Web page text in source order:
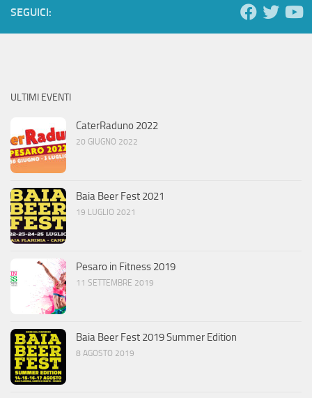
SEGUICI:
ULTIMI EVENTI
CaterRaduno 2022
20 GIUGNO 2022
Baia Beer Fest 2021
19 LUGLIO 2021
Pesaro in Fitness 2019
11 SETTEMBRE 2019
Baia Beer Fest 2019 Summer Edition
8 AGOSTO 2019